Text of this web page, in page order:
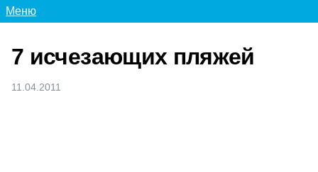
Меню
7 исчезающих пляжей
11.04.2011